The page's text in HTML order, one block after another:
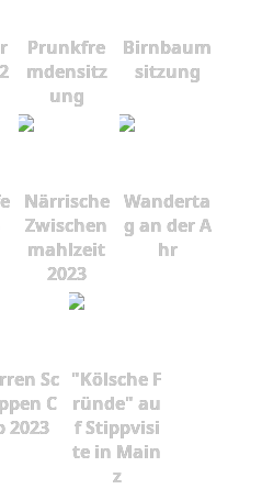
Prunkfre
mdensitz
ung
Birnbaum
sitzung
Närrische
Zwischen
mahlzeit
2023
Wanderta
g an der A
hr
Sc
C
2023
"Kölsche F
ründe" au
f Stippvisi
te in Main
z